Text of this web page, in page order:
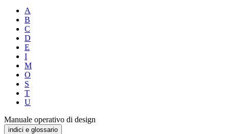
A
B
C
D
E
I
M
O
S
T
U
Manuale operativo di design
indici e glossario